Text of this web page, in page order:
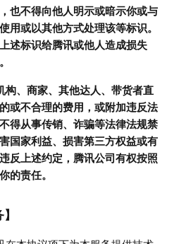
也不得向他人明示或暗示你或与
用或以其他方式处理该等标识。
述标识给腾讯或他人造成损失
构、商家、其他达人、带货者直
或不合理的费用，或附加违反法
得从事传销、诈骗等法律法规禁
国家利益、损害第三方权益或有
反上述约定，腾讯公司有权按照
的责任。